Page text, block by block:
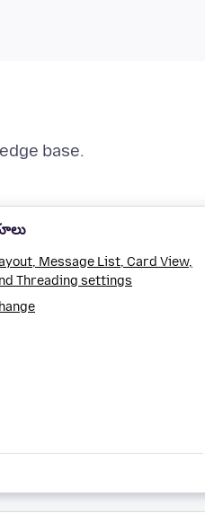
base.
Message List, Card View,
Threading settings